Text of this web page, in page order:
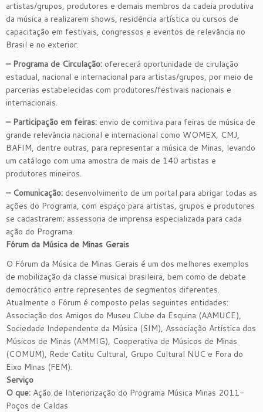
artistas/grupos, produtores e demais membros da cadeia produtiva
da música a realizarem shows, residência artística ou cursos de
capacitação em festivais, congressos e eventos de relevância no
Brasil e no exterior.
– Programa de Circulação: oferecerá oportunidade de cirulação
estadual, nacional e internacional para artistas/grupos, por meio de
parcerias estabelecidas com produtores/festivais nacionais e
internacionais.
– Participação em feiras: envio de comitiva para feiras de música de
grande relevância nacional e internacional como WOMEX, CMJ,
BAFIM, dentre outras, para representar a música de Minas, levando
um catálogo com uma amostra de mais de 140 artistas e
produtores mineiros.
– Comunicação: desenvolvimento de um portal para abrigar todas as
ações do Programa, com espaço para artistas, grupos e produtores
se cadastrarem; assessoria de imprensa especializada para cada
ação do Programa.
Fórum da Música de Minas Gerais
O Fórum da Música de Minas Gerais é um dos melhores exemplos
de mobilização da classe musical brasileira, bem como de debate
democrático entre representes de segmentos diferentes.
Atualmente o Fórum é composto pelas seguintes entidades:
Associação dos Amigos do Museu Clube da Esquina (AAMUCE),
Sociedade Independente da Música (SIM), Associação Artística dos
Músicos de Minas (AMMIG), Cooperativa de Músicos de Minas
(COMUM), Rede Catitu Cultural, Grupo Cultural NUC e Fora do
Eixo Minas (FEM).
Serviço
O que: Ação de Interiorização do Programa Música Minas 2011-
Poços de Caldas